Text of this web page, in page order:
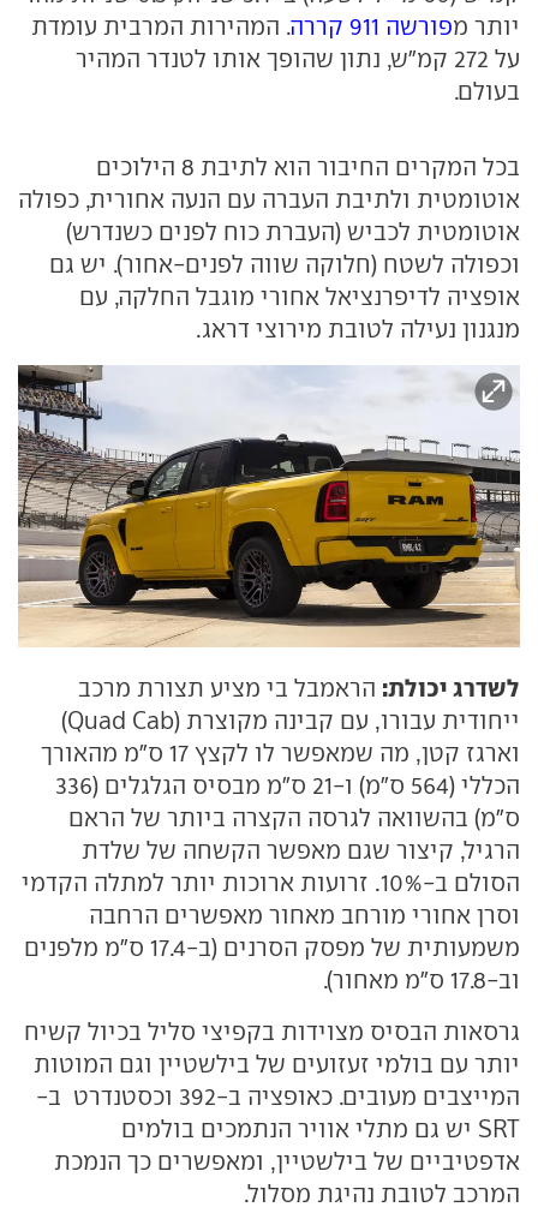
יותר מפורשה 911 קררה
. המהירות המרבית עומדת
על 272 קמ"ש, נתון שהופך אותו לטנדר המהיר
בעולם.
בכל המקרים החיבור הוא לתיבת 8 הילוכים
אוטומטית ולתיבת העברה עם הנעה אחורית, כפולה
אוטומטית לכביש (העברת כוח לפנים כשנדרש)
וכפולה לשטח (חלוקה שווה לפנים-אחור). יש גם
אופציה לדיפרנציאל אחורי מוגבל החלקה, עם
מנגנון נעילה לטובת מירוצי דראג.
לשדרג יכולת: הראמבל בי מציע תצורת מרכב
ייחודית עבורו, עם קבינה מקוצרת (Quad Cab)
וארגז קטן, מה שמאפשר לו לקצץ 17 ס"מ מהאורך
הכללי (564 ס"מ) ו-21 ס"מ מבסיס הגלגלים (336
ס"מ) בהשוואה לגרסה הקצרה ביותר של הראם
הרגיל, קיצור שגם מאפשר הקשחה של שלדת
הסולם ב-10%. זרועות ארוכות יותר למתלה הקדמי
וסרן אחורי מורחב מאחור מאפשרים הרחבה
משמעותית של מפסק הסרנים (ב-17.4 ס"מ מלפנים
וב-17.8 ס"מ מאחור).
גרסאות הבסיס מצוידות בקפיצי סליל בכיול קשיח
יותר עם בולמי זעזועים של בילשטיין וגם המוטות
המייצבים מעובים. כאופציה ב-392 וכסטנדרט ב-
SRT יש גם מתלי אוויר הנתמכים בולמים
אדפטיביים של בילשטיין, ומאפשרים כך הנמכת
המרכב לטובת נהיגת מסלול.